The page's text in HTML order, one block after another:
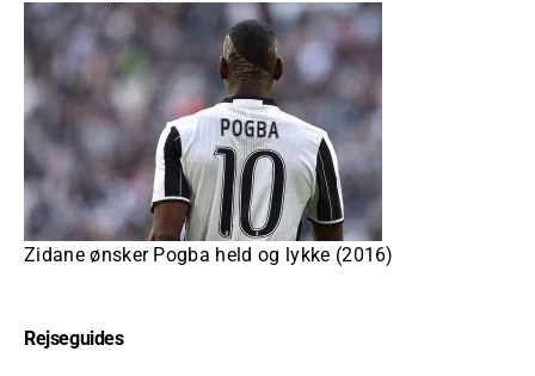
Zidane ønsker Pogba held og lykke (2016)
Rejseguides